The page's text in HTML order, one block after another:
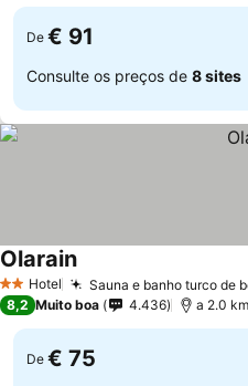
De € 91
Consulte os preços de 8 sites
2 Estrelas
Hotel Sauna e banho turco de
OlarainVer preços
8,2 Muito boa 4.436 a 2.0
De € 75